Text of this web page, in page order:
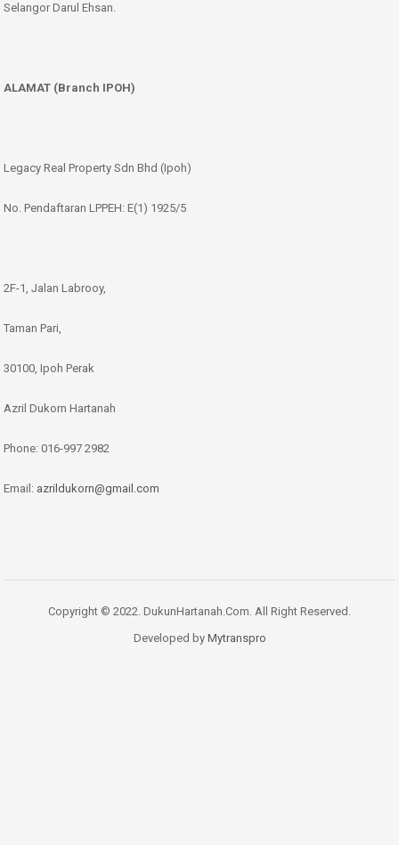
Selangor Darul Ehsan.
ALAMAT (Branch IPOH)
Legacy Real Property Sdn Bhd (Ipoh)
No. Pendaftaran LPPEH: E(1) 1925/5
2F-1, Jalan Labrooy,
Taman Pari,
30100, Ipoh Perak
Azril Dukorn Hartanah
Phone: 016-997 2982
Email: azrildukorn@gmail.com
Copyright © 2022. DukunHartanah.Com. All Right Reserved.
Developed by Mytranspro